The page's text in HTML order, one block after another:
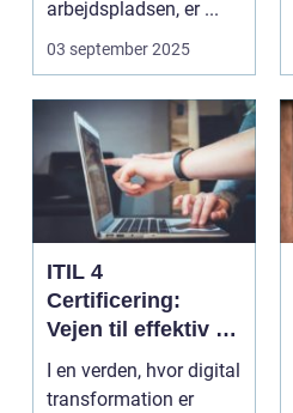
arbejdspladsen, er ...
03 september 2025
ITIL 4
Certificering:
Vejen til effektiv IT-
service
management
I en verden, hvor digital
transformation er